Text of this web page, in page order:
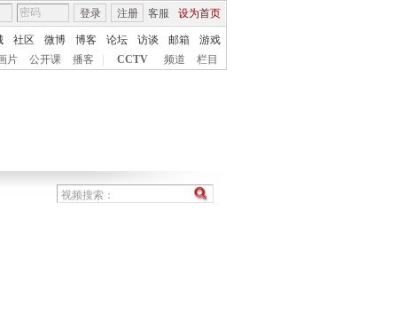
客服 设为首页
登录 注册
社区 微博 博客 论坛 访谈 邮箱
游戏
片 公开课 播客 CCTV 频道 栏目